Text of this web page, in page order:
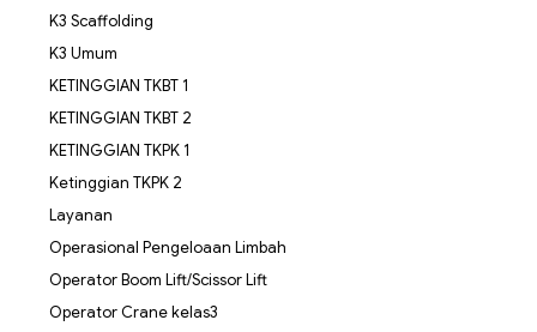
K3 Scaffolding
K3 Umum
KETINGGIAN TKBT 1
KETINGGIAN TKBT 2
KETINGGIAN TKPK 1
Ketinggian TKPK 2
Layanan
Operasional Pengeloaan Limbah
Operator Boom Lift/Scissor Lift
Operator Crane kelas3